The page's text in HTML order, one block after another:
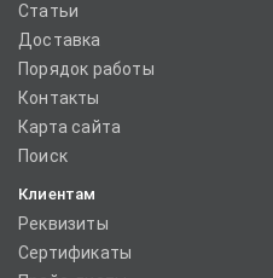
Статьи
Доставка
Порядок работы
Контакты
Карта сайта
Поиск
Клиентам
Реквизиты
Сертификаты